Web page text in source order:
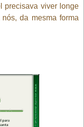
precisava viver longe
da mesma forma